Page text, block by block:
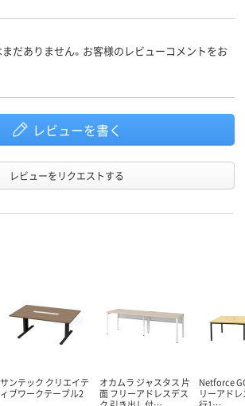
だありません。お客様のレビューコメントをお
レビューを書く
レビューをリクエストする
サンテック クリエイテ
ィブワークテーブル2
オカムラ ジャスタス 片
面 フリーアドレスデス
Netforce
リーアド